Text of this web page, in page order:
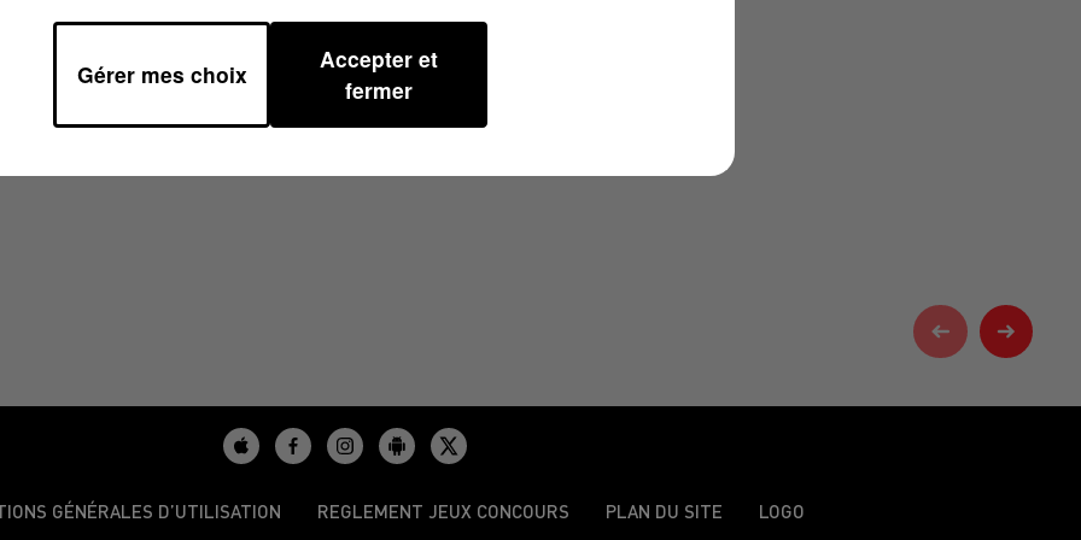
GÉNÉRALES D’UTILISATION REGLEMENT JEUX CONCOURS PLAN DU SITE LOGO
Gérer mes choix
Accepter et
fermer